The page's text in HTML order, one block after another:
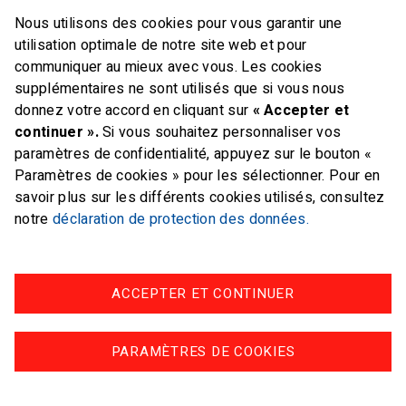
E-mail office@swiss-sailing-
team.ch
FOLLOW US ON
Twitter FacebookInstagram
Nous utilisons des cookies pour vous garantir une
utilisation optimale de notre site web et pour
communiquer au mieux avec vous. Les cookies
supplémentaires ne sont utilisés que si vous nous
donnez votre accord en cliquant sur « Accepter et
continuer ».Si vous souhaitez personnaliser vos
paramètres de confidentialité, appuyez sur le bouton «
Paramètres de cookies » pour les sélectionner. Pour en
savoir plus sur les différents cookies utilisés, consultez
notre déclaration de protection des données.
PARAMÈTRES DE COOKIES
ACCEPTER ET CONTINUER